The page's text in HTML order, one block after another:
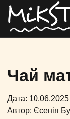
Чай
Дата: 10.06.2025
Автор: Єсенія